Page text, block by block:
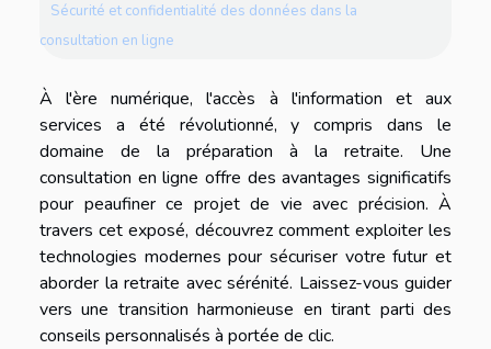
Sécurité et confidentialité des données dans la
consultation en ligne
À l'ère numérique, l'accès à l'information et aux
services a été révolutionné, y compris dans le
domaine de la préparation à la retraite. Une
consultation en ligne offre des avantages significatifs
pour peaufiner ce projet de vie avec précision. À
travers cet exposé, découvrez comment exploiter les
technologies modernes pour sécuriser votre futur et
aborder la retraite avec sérénité. Laissez-vous guider
vers une transition harmonieuse en tirant parti des
conseils personnalisés à portée de clic.